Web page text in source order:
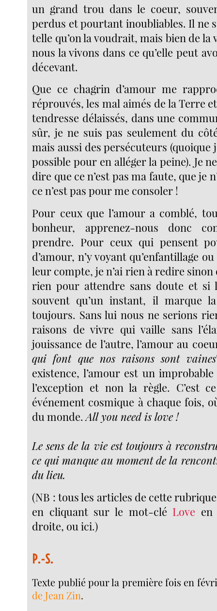
un grand trou dans le coeur,
perdus et pourtant inoubliables. Il ne
telle qu’on la voudrait, mais bien de la
nous la vivons dans ce qu’elle peut
décevant.
Que ce chagrin d’amour me
réprouvés, les mal aimés de la Terre
tendresse délaissés, dans une
sûr, je ne suis pas seulement du
mais aussi des persécuteurs (quoique
possible pour en alléger la peine). Je
dire que ce n’est pas ma faute, que je
ce n’est pas pour me consoler !
Pour ceux que l’amour a comblé,
bonheur, apprenez-nous donc
prendre. Pour ceux qui pensent
d’amour, n’y voyant qu’enfantillage
leur compte, je n’ai rien à redire sinon
rien pour attendre sans doute et si
souvent qu’un instant, il marque
toujours. Sans lui nous ne serions
raisons de vivre qui vaille sans
jouissance de l’autre, l’amour au
qui font que nos raisons sont vaines
existence, l’amour est un
l’exception et non la règle. C’est
événement cosmique à chaque fois,
du monde.All you need is love !
Le sens de la vie est toujours à
ce qui manque au moment de la
du lieu.
(NB : tous les articles de cette
en cliquant sur le mot-clé Love
droite, ou ici.)
P.-S.
Texte publié pour la première fois en
de Jean Zin.